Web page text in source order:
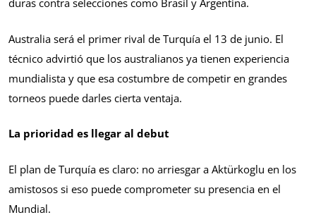
duras contra selecciones como Brasil y Argentina.
Australia será el primer rival de Turquía el 13 de junio. El
técnico advirtió que los australianos ya tienen experiencia
mundialista y que esa costumbre de competir en grandes
torneos puede darles cierta ventaja.
La prioridad es llegar al debut
El plan de Turquía es claro: no arriesgar a Aktürkoglu en los
amistosos si eso puede comprometer su presencia en el
Mundial.